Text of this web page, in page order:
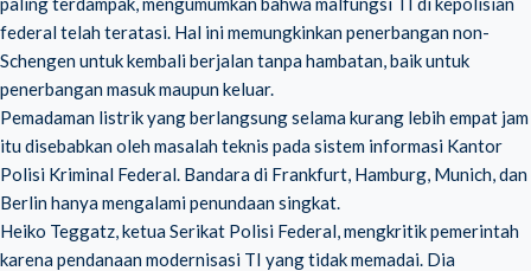
federal telah teratasi. Hal ini memungkinkan penerbangan non-
Schengen untuk kembali berjalan tanpa hambatan, baik untuk
penerbangan masuk maupun keluar.
Pemadaman listrik yang berlangsung selama kurang lebih empat jam
itu disebabkan oleh masalah teknis pada sistem informasi Kantor
Polisi Kriminal Federal. Bandara di Frankfurt, Hamburg, Munich, dan
Berlin hanya mengalami penundaan singkat.
Heiko Teggatz, ketua Serikat Polisi Federal, mengkritik pemerintah
karena pendanaan modernisasi TI yang tidak memadai. Dia